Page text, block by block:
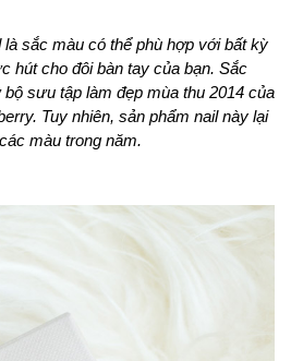
sắc màu có thể phù hợp với bất kỳ
hút cho đôi bàn tay của bạn. Sắc
sưu tập làm đẹp mùa thu 2014 của
Tuy nhiên, sản phẩm nail này lại
màu trong năm.